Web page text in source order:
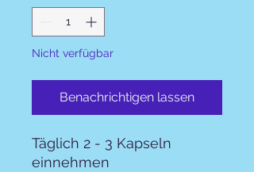
Nicht verfügbar
Benachrichtigen lassen
Täglich 2 - 3 Kapseln
einnehmen